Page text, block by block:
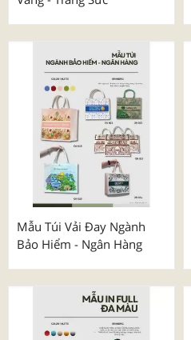
Mẫu Túi Vải Đay Ngành
Bảo Hiểm - Ngân Hàng